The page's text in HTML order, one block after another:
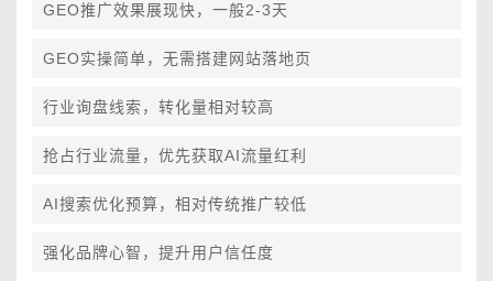
GEO推广效果展现快，一般2-3天
GEO实操简单，无需搭建网站落地页
行业询盘线索，转化量相对较高
抢占行业流量，优先获取AI流量红利
AI搜索优化预算，相对传统推广较低
强化品牌心智，提升用户信任度